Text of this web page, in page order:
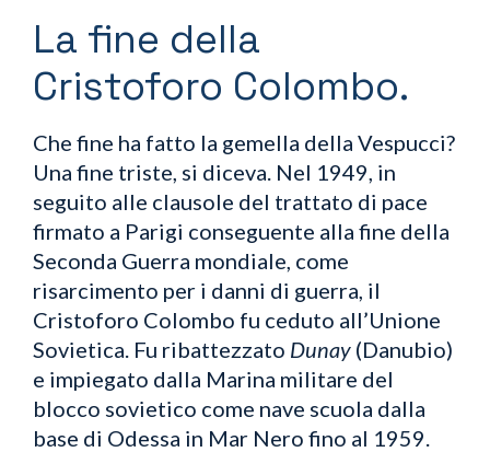
La fine della
Cristoforo Colombo.
Che fine ha fatto la gemella della Vespucci?
Una fine triste, si diceva. Nel 1949, in
seguito alle clausole del trattato di pace
firmato a Parigi conseguente alla fine della
Seconda Guerra mondiale, come
risarcimento per i danni di guerra, il
Cristoforo Colombo fu ceduto all’Unione
Sovietica. Fu ribattezzato Dunay (Danubio)
e impiegato dalla Marina militare del
blocco sovietico come nave scuola dalla
base di Odessa in Mar Nero fino al 1959.